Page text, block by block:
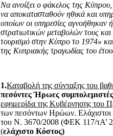
Να ανοίξει ο φάκελος της Κύπρου,
να αποκατασταθούν ηθικά και
οποίων οι υπηρεσίες αγνοήθηκαν
στρατιωτικών μεταβολών τους
τουρισμό στην Κύπρο το 1974»
της Κυπριακής τραγωδίας του
1.Καταβολή της σύνταξης του
πεσόντες Ήρωες
εφημερίδα της Κυβέρνησης του
των πεσόντων Ηρώων. Ελάχιστοι
του Ν. 3670/2008 (ΦΕΚ 117/τΑ’
(ελάχιστο Κόστος)